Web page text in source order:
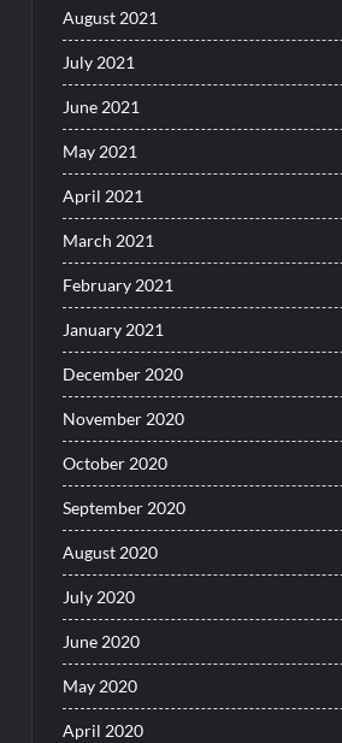
August 2021
July 2021
June 2021
May 2021
April 2021
March 2021
February 2021
January 2021
December 2020
November 2020
October 2020
September 2020
August 2020
July 2020
June 2020
May 2020
April 2020